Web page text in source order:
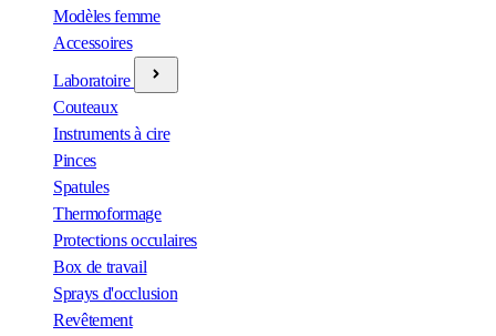
Modèles femme
Accessoires
Laboratoire
Couteaux
Instruments à cire
Pinces
Spatules
Thermoformage
Protections occulaires
Box de travail
Sprays d'occlusion
Revêtement